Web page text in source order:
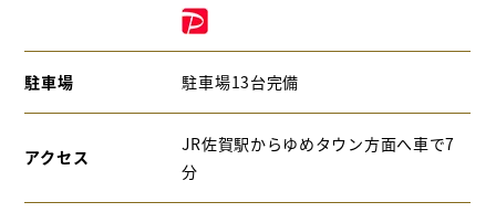
駐車場 駐車場13台完備
アクセス
JR佐賀駅からゆめタウン方面へ車で7
分